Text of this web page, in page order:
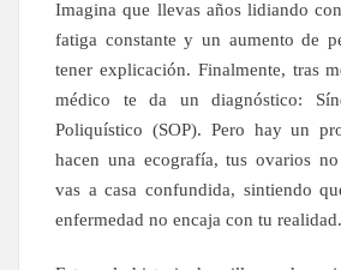
Imagina que llevas años lidiando
fatiga constante y un aumento de
tener explicación. Finalmente, tras
médico te da un diagnóstico:
Poliquístico (SOP). Pero hay un
hacen una ecografía, tus ovarios
vas a casa confundida, sintiendo
enfermedad no encaja con tu realidad.